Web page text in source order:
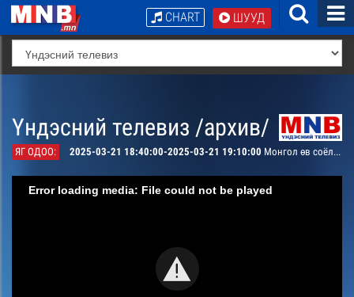
ШУУД
CHART
Үндэсний телевиз /архив/
ЯГ ОДОО: 2025-03-21 18:40:00-2025-03-21 19:10:00 Монгол өв соёл- Буурийн голын давс
Error loading media: File could not be played